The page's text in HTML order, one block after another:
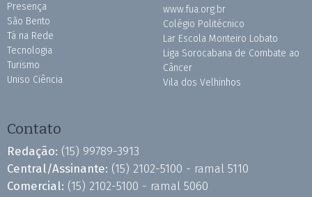
Presença
São Bento
Tá na Rede
Tecnologia
Turismo
Uniso Ciência
www.fua.org.br
Colégio Politécnico
Lar Escola Monteiro Lobato
Liga Sorocabana de Combate ao
Câncer
Vila dos Velhinhos
Contato
Redação: (15) 99789-3913
Central/Assinante: (15) 2102-5100 - ramal 5110
Comercial: (15) 2102-5100 - ramal 5060